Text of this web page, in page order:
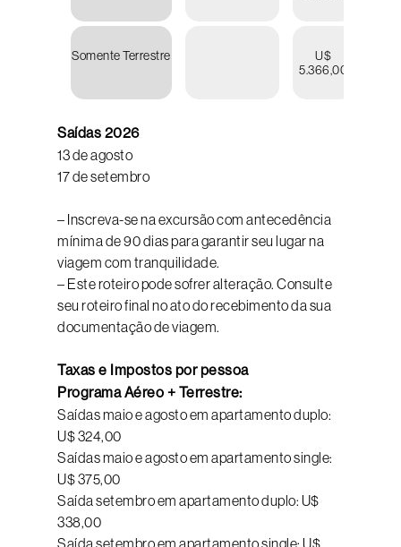
Somente Terrestre
U$
5.366,00
Saídas 2026
13 de agosto
17 de setembro
– Inscreva-se na excursão com antecedência
mínima de 90 dias para garantir seu lugar na
viagem com tranquilidade.
– Este roteiro pode sofrer alteração. Consulte
seu roteiro final no ato do recebimento da sua
documentação de viagem.
Taxas e Impostos por pessoa
Programa Aéreo + Terrestre:
Saídas maio e agosto em apartamento duplo:
U$ 324,00
Saídas maio e agosto em apartamento single:
U$ 375,00
Saída setembro em apartamento duplo: U$
338,00
Saída setembro em apartamento single: U$